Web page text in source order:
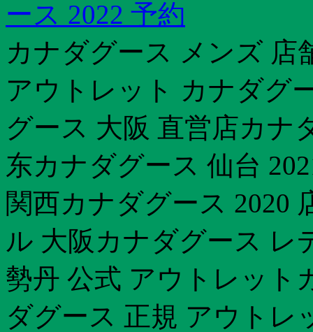
ース 2022 予約
カナダグース メンズ 店
アウトレット カナダグ
グース 大阪 直営店カナ
东カナダグース 仙台
関西カナダグース 2020
ル 大阪カナダグース レ
勢丹 公式 アウトレット
ダグース 正規 アウトレ